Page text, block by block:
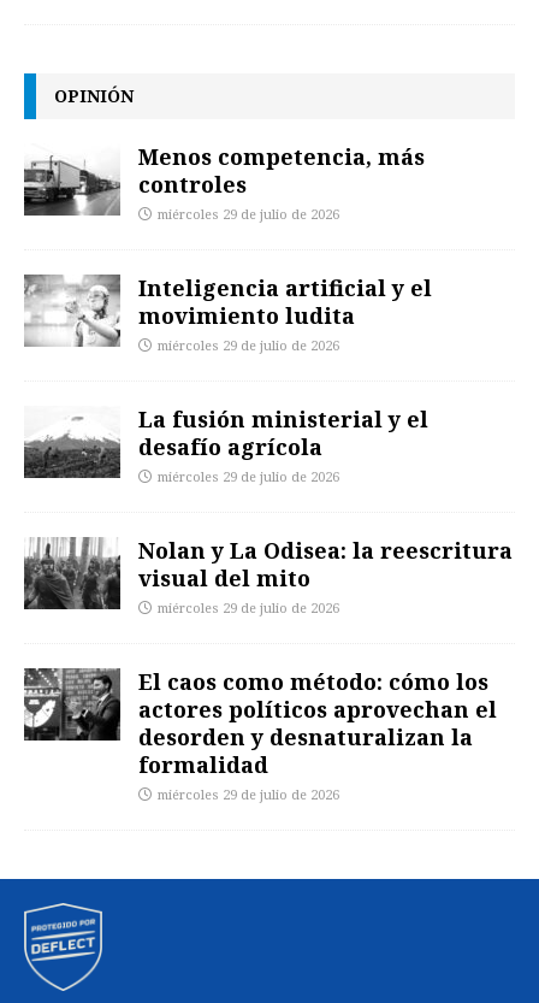
OPINIÓN
Menos competencia, más
controles
miércoles 29 de julio de 2026
Inteligencia artificial y el
movimiento ludita
miércoles 29 de julio de 2026
La fusión ministerial y el
desafío agrícola
miércoles 29 de julio de 2026
Nolan y La Odisea: la reescritura
visual del mito
miércoles 29 de julio de 2026
El caos como método: cómo los
actores políticos aprovechan el
desorden y desnaturalizan la
formalidad
miércoles 29 de julio de 2026